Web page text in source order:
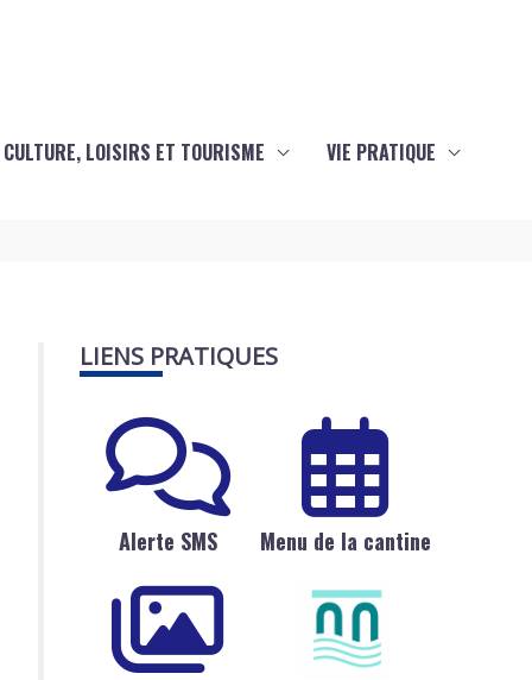
CULTURE, LOISIRS ET TOURISME VIE PRATIQUE
LIENS PRATIQUES
Alerte SMS Menu de la cantine